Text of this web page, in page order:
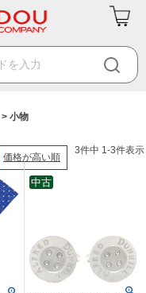
小物
価格が高い順
3件中 1-3件表示
中古